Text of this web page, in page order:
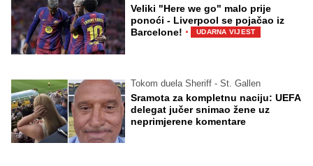
Veliki "Here we go" malo prije
ponoći - Liverpool se pojačao iz
Barcelone! · UDARNA VIJEST
Tokom duela Sheriff - St. Gallen
Sramota za kompletnu naciju: UEFA
delegat jučer snimao žene uz
neprimjerene komentare